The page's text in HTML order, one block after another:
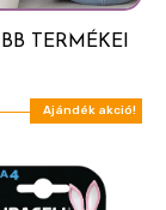
TERMÉKEI
Ajándék akció!